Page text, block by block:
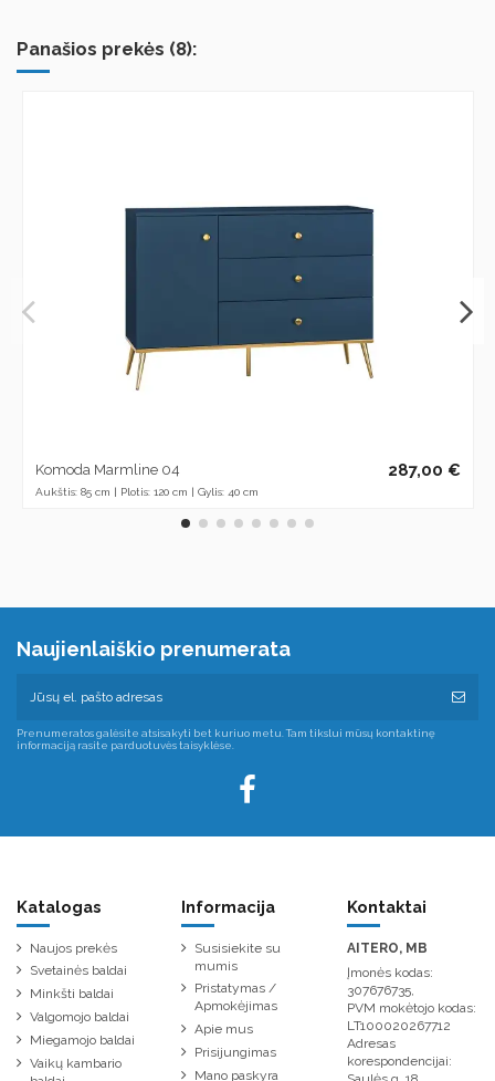
Panašios prekės (8):
Komoda Marmline 04
Aukštis: 85 cm | Plotis: 120 cm | Gylis: 40 cm
287,00 €
Naujienlaiškio prenumerata
Prenumeratos galėsite atsisakyti bet kuriuo metu. Tam tikslui mūsų kontaktinę
informaciją rasite parduotuvės taisyklėse.
Katalogas
Naujos prekės
Svetainės baldai
Minkšti baldai
Valgomojo baldai
Miegamojo baldai
Vaikų kambario
Informacija
Susisiekite su
mumis
Pristatymas /
Apmokėjimas
Apie mus
Prisijungimas
Mano paskyra
Kontaktai
AITERO, MB
Įmonės kodas:
307676735,
PVM mokėtojo kodas:
LT100020267712
Adresas
korespondencijai: